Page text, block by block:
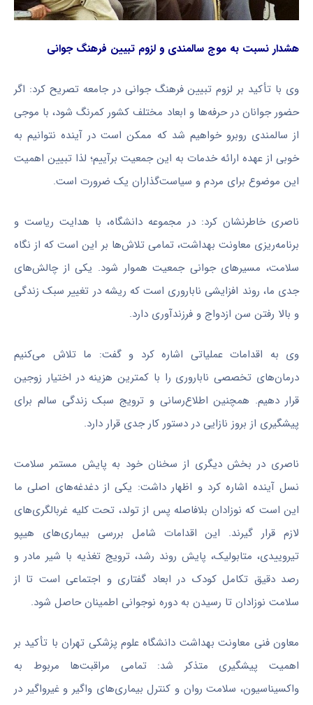
هشدار نسبت به موج سالمندی و لزوم تبیین فرهنگ جوانی
وی با تأکید بر لزوم تبیین فرهنگ جوانی در جامعه تصریح کرد: اگر
حضور جوانان در حرفه‌ها و ابعاد مختلف کشور کمرنگ شود، با موجی
از سالمندی روبرو خواهیم شد که ممکن است در آینده نتوانیم به
خوبی از عهده ارائه خدمات به این جمعیت برآییم؛ لذا تبیین اهمیت
این موضوع برای مردم و سیاست‌گذاران یک ضرورت است.
ناصری خاطرنشان کرد: در مجموعه دانشگاه، با هدایت ریاست و
برنامه‌ریزی معاونت بهداشت، تمامی تلاش‌ها بر این است که از نگاه
سلامت، مسیرهای جوانی جمعیت هموار شود. یکی از چالش‌های
جدی ما، روند افزایشی ناباروری است که ریشه در تغییر سبک زندگی
و بالا رفتن سن ازدواج و فرزندآوری دارد.
وی به اقدامات عملیاتی اشاره کرد و گفت: ما تلاش می‌کنیم
درمان‌های تخصصی ناباروری را با کمترین هزینه در اختیار زوجین
قرار دهیم. همچنین اطلاع‌رسانی و ترویج سبک زندگی سالم برای
پیشگیری از بروز نازایی در دستور کار جدی قرار دارد.
ناصری در بخش دیگری از سخنان خود به پایش مستمر سلامت
نسل آینده اشاره کرد و اظهار داشت: یکی از دغدغه‌های اصلی ما
این است که نوزادان بلافاصله پس از تولد، تحت کلیه غربالگری‌های
لازم قرار گیرند. این اقدامات شامل بررسی بیماری‌های هیپو
تیروییدی، متابولیک، پایش روند رشد، ترویج تغذیه با شیر مادر و
رصد دقیق تکامل کودک در ابعاد گفتاری و اجتماعی است تا از
سلامت نوزادان تا رسیدن به دوره نوجوانی اطمینان حاصل شود.
معاون فنی معاونت بهداشت دانشگاه علوم پزشکی تهران با تأکید بر
اهمیت پیشگیری متذکر شد: تمامی مراقبت‌ها مربوط به
واکسیناسیون، سلامت روان و کنترل بیماری‌های واگیر و غیرواگیر در